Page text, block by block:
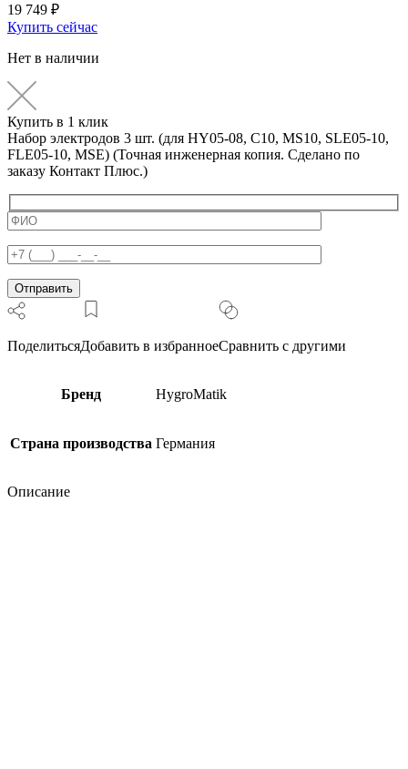
19 749 ₽
Купить сейчас
Нет в наличии
Купить в 1 клик
Набор электродов 3 шт. (для HY05-08, C10, MS10, SLE05-10,
FLE05-10, MSE) (Точная инженерная копия. Cделано по
заказу Контакт Плюс.)
ПоделитьсяДобавить в избранноеСравнить с другими
Бренд HygroMatik
Страна производства Германия
Описание